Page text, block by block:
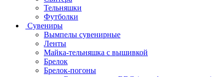
Тельняшки
Футболки
Сувениры
Вымпелы сувенирные
Ленты
Майка-тельняшка с вышивкой
Брелок
Брелок-погоны